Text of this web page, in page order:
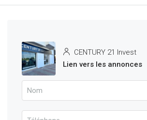
CENTURY 21 Invest
Lien vers les annonces